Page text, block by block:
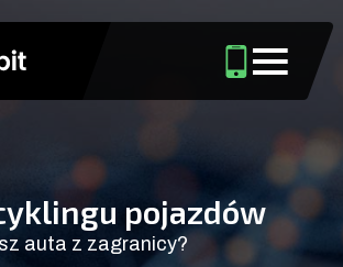
pojazdów
auta z zagranicy?